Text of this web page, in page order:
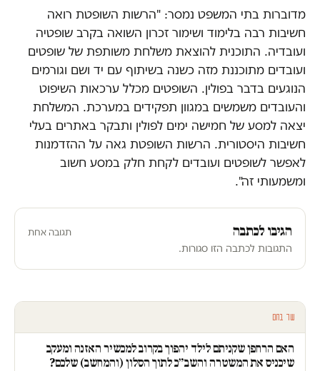
מדוברות בתי המשפט נמסר: "הרשות השופטת רואה
חשיבות רבה בלימוד ושימור זכרון השואה בקרב שופטיה
ועובדיה. התוכנית להוצאת משלחת משותפת של שופטים
ועובדים מתוכננת מזה כשנה בשיתוף עם יד ושם וגורמים
הנוגעים בדבר בפולין. השופטים מכלל ערכאות השיפוט
והעובדים משמשים במגוון תפקידים במערכת. המשלחת
יצאה למסע של חמישה ימים לפולין ותבקר באתרים בעלי
חשיבות היסטורית. הרשות השופטת גאה על ההזדמנות
לאפשר לשופטים ועובדים לקחת חלק במסע חשוב
ומשמעותי זה".
הגיבו לכתבה תגובה אחת
התגובות לכתבה הזו סגורות.
עוד בחם
האם הרחפן שקניתם לילד יהפוך בקרוב למכשיר האזנה ומעקב
שיכניס את המשטרה והשב״כ לתוך הסלון (והמחשב) שלכם?